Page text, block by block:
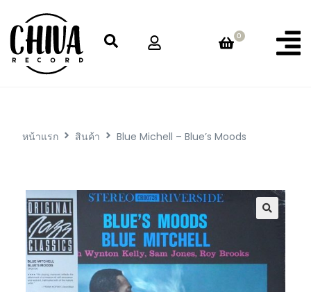
0
หน้าแรก สินค้า Blue Michell – Blue’s Moods